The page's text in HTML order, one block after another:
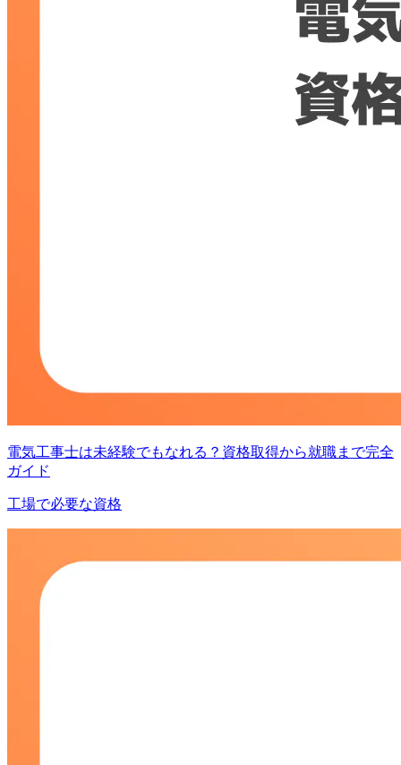
電気工事士は未経験でもなれる？資格取得から就職まで完全
ガイド
工場で必要な資格